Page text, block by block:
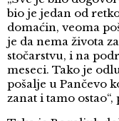
bio je jedan od
domaćin, veoma
je da nema života
stočarstvu, i na
meseci. Tako je
pošalje u Pančevo
zanat i tamo